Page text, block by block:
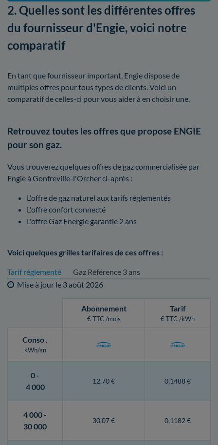
2. Quelles sont les différentes offres
du fournisseur d'Engie, voici notre
comparatif
En tant que fournisseur important, Engie dispose de
multiples offres pour tous types de clients. Voici un
comparatif de celles-ci pour vous aider à en choisir une.
Retrouvez toutes les offres que propose ENGIE
pour son gaz.
Vous trouverez quelques offres de gaz commercialisée par
Engie à Gonfreville-l'Orcher ci-après :
L'offre de gaz naturel aux tarifs réglementés
L'offre confort connecté
L'offre Gaz Energie garantie 2 ans
Voici quelques grilles tarifaires de ces offres :
Tarif réglementé
Gaz Référence 3 ans
Mise à jour le 3 août 2026
Abonnement
€ TTC /mois
Tarif
€ TTC /kWh
Conso.
kWh/an
0 -
4 000
12,70 € 0,1488 €
4 000 -
30 000
30,07 € 0,1182 €